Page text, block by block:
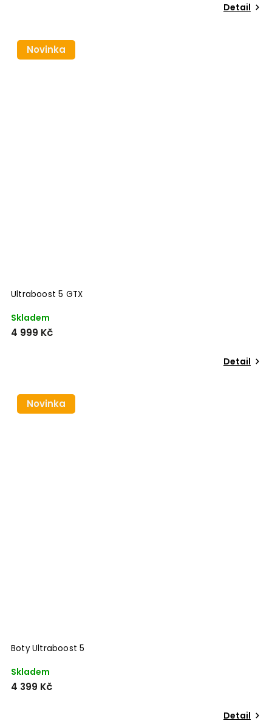
Detail
Novinka
Ultraboost 5 GTX
Skladem
4 999 Kč
Detail
Novinka
Boty Ultraboost 5
Skladem
4 399 Kč
Detail